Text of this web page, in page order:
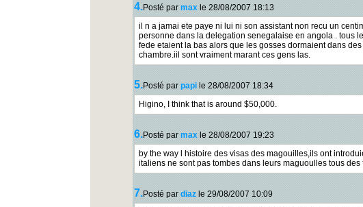
4.Posté parmax le 28/08/2007 18:13
il n a jamai ete paye ni lui ni son assistant non recu un
personne dans la delegation senegalaise en angola . tous
fede etaient la bas alors que les gosses dormaient dans
chambre.iil sont vraiment marant ces gens las.
5.Posté parpapi le 28/08/2007 18:34
Higino, I think that is around $50,000.
6.Posté parmax le 28/08/2007 19:23
by the way l histoire des visas des magouilles,ils ont
italiens ne sont pas tombes dans leurs maguoulles tous des
7.Posté pardiaz le 29/08/2007 10:09